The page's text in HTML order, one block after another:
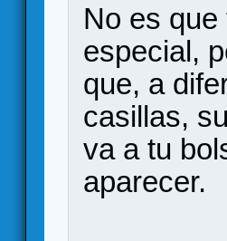
No es
especial,
que, a
casillas,
va a tu
aparecer.